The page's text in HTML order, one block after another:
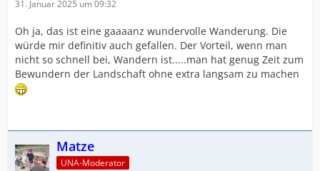
31. Januar 2025 um 09:32
Oh ja, das ist eine gaaaanz wundervolle Wanderung. Die
würde mir definitiv auch gefallen. Der Vorteil, wenn man
nicht so schnell bei, Wandern ist.....man hat genug Zeit zum
Bewundern der Landschaft ohne extra langsam zu machen
Matze
UNA-Moderator